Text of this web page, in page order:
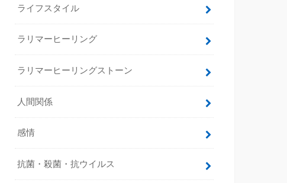
ライフスタイル
ラリマーヒーリング
ラリマーヒーリングストーン
人間関係
感情
抗菌・殺菌・抗ウイルス